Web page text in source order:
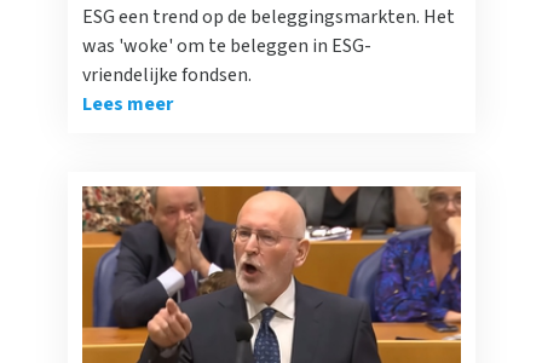
ESG een trend op de beleggingsmarkten. Het
was 'woke' om te beleggen in ESG-
vriendelijke fondsen.
Lees meer